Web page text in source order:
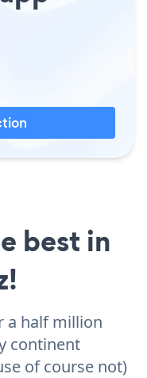
best in
a half million
continent
of course not)